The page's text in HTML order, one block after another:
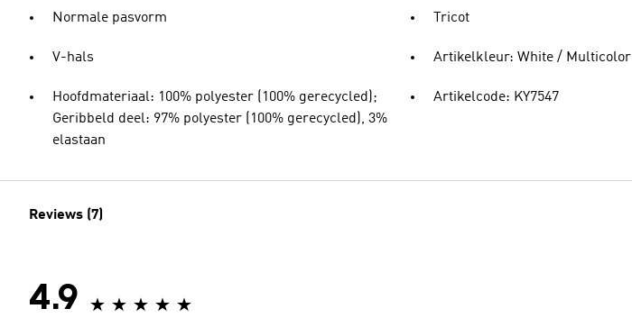
Normale pasvorm
V-hals
Hoofdmateriaal: 100% polyester (100% gerecycled);
Geribbeld deel: 97% polyester (100% gerecycled), 3%
elastaan
Tricot
Artikelkleur: White / Multicolor
Artikelcode: KY7547
Reviews (7)
4.9